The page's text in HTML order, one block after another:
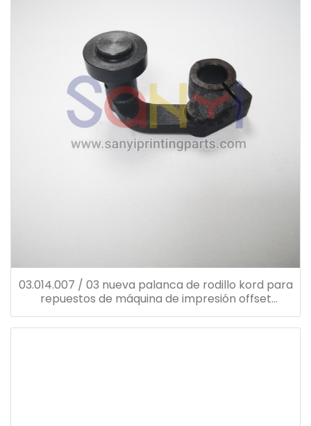
03.014.007 / 03 nueva palanca de rodillo kord para
repuestos de máquina de impresión offset
heidelberg 03.014.007